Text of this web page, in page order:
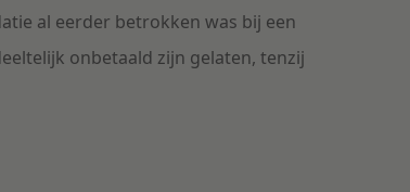
al eerder betrokken was bij een
onbetaald zijn gelaten, tenzij